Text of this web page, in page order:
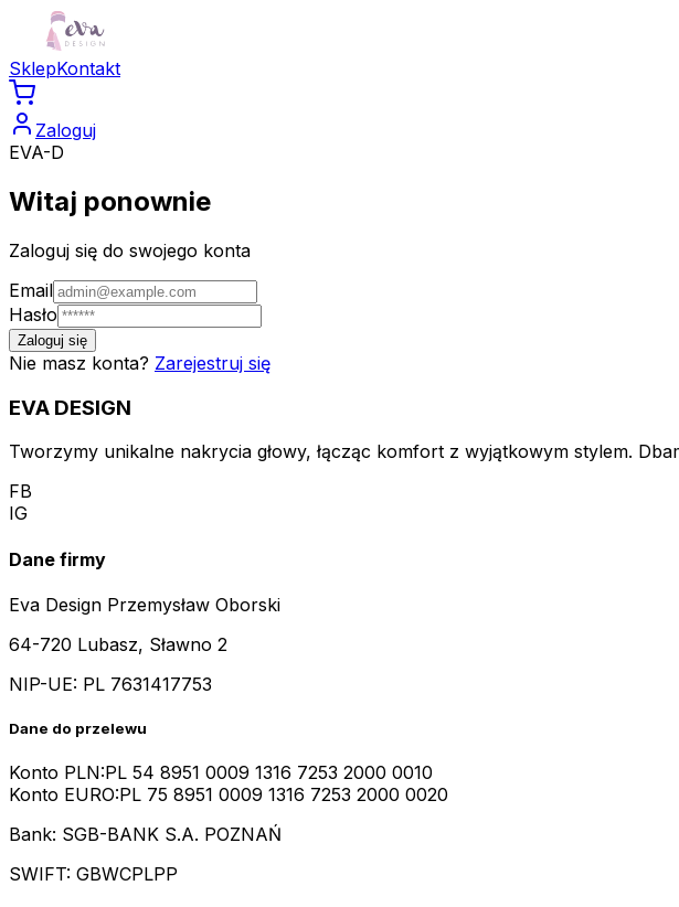
SklepKontakt
Zaloguj
EVA-D
Witaj ponownie
Zaloguj się do swojego konta
Email
Hasło
Zaloguj się
Nie masz konta? Zarejestruj się
EVA DESIGN
Tworzymy unikalne nakrycia głowy, łącząc komfort z wyjątkowym stylem.
FB
IG
Dane firmy
Eva Design Przemysław Oborski
64-720 Lubasz, Sławno 2
NIP-UE: PL 7631417753
Dane do przelewu
Konto PLN:PL 54 8951 0009 1316 7253 2000 0010
Konto EURO:PL 75 8951 0009 1316 7253 2000 0020
Bank: SGB-BANK S.A. POZNAŃ
SWIFT: GBWCPLPP